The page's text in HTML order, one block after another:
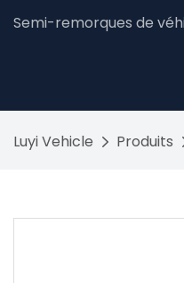
Semi-remorques de
Luyi Vehicle Produits